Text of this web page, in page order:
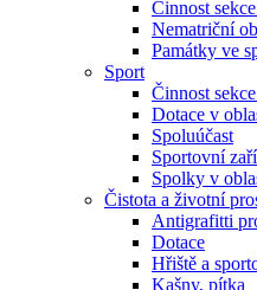
Činnost
Nematriční
Památky ve
Sport
Činnost
Dotace v
Spoluúčast
Sportovní
Spolky v
Čistota a životní
Antigrafitti
Dotace
Hřiště a
Kašny, pítka